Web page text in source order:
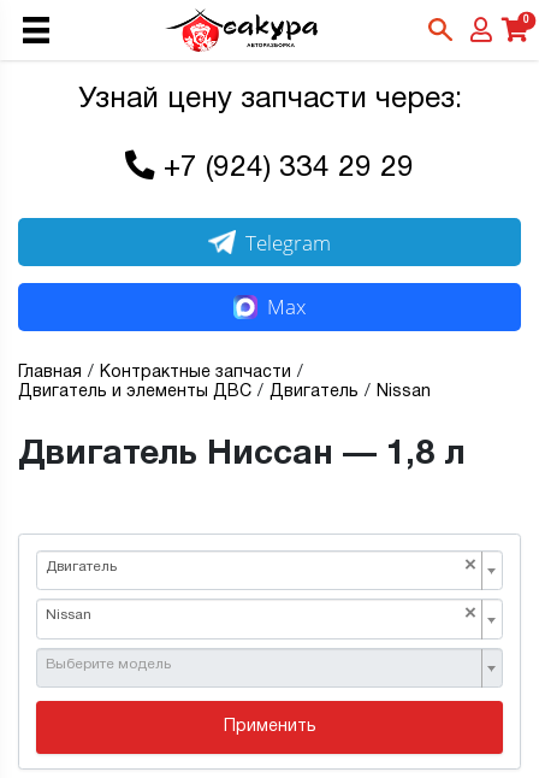
0
Узнай цену запчасти через:
+7 (924) 334 29 29
Telegram
Max
Главная
Контрактные запчасти
Двигатель и элементы ДВС
Двигатель Nissan
Двигатель Ниссан — 1,8 л
×
Двигатель
×
Nissan
Выберите модель
Применить